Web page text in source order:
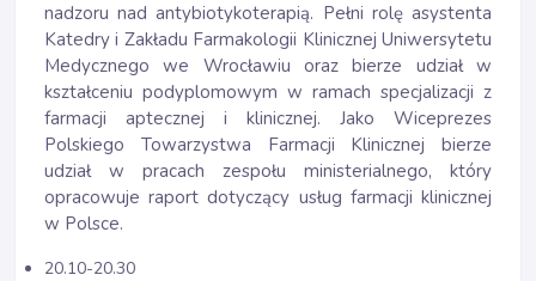
nadzoru nad antybiotykoterapią. Pełni rolę asystenta
Katedry i Zakładu Farmakologii Klinicznej Uniwersytetu
Medycznego we Wrocławiu oraz bierze udział w
kształceniu podyplomowym w ramach specjalizacji z
farmacji aptecznej i klinicznej. Jako Wiceprezes
Polskiego Towarzystwa Farmacji Klinicznej bierze
udział w pracach zespołu ministerialnego, który
opracowuje raport dotyczący usług farmacji klinicznej
w Polsce.
20.10-20.30